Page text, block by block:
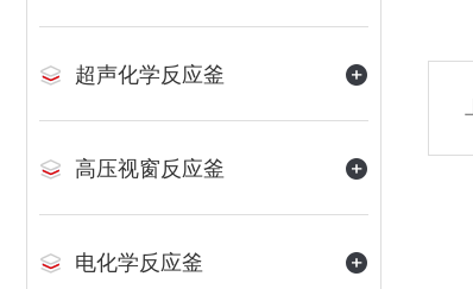
超声化学反应釜
高压视窗反应釜
电化学反应釜